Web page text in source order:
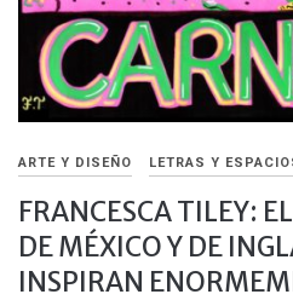
ARTE Y DISEÑO LETRAS Y
FRANCESCA TILEY:
DE MÉXICO Y DE
INSPIRAN